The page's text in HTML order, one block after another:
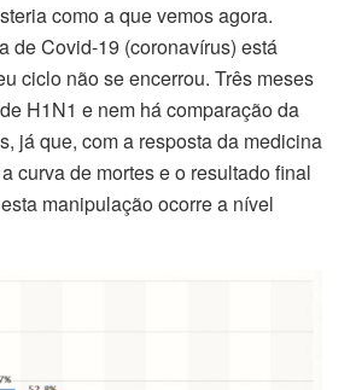
como a que vemos agora.
de Covid-19 (coronavírus) está
ciclo não se encerrou. Três meses
H1N1 e nem há comparação da
já que, com a resposta da medicina
curva de mortes e o resultado final
manipulação ocorre a nível